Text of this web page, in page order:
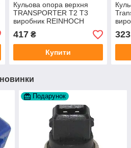
Кульова опора верхня
TRANSPORTER T2 T3
виробник REINHOCH
Польща
417₴
Купити
323
новинки
Подарунок